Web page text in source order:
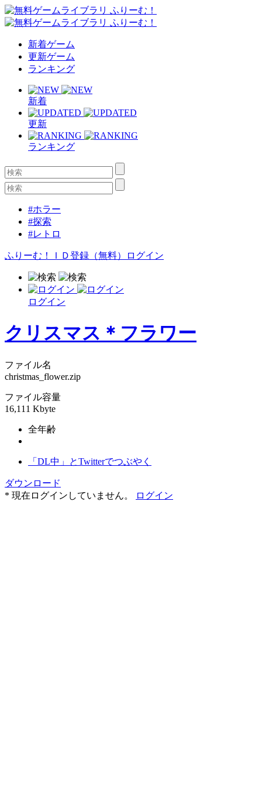
新着ゲーム
更新ゲーム
ランキング
新着
更新
ランキング
#ホラー
#探索
#レトロ
ふりーむ！ＩＤ登録（無料） ログイン
ログイン
クリスマス＊フラワー
ファイル名
christmas_flower.zip
ファイル容量
16,111 Kbyte
全年齢
「DL中」とTwitterでつぶやく
ダウンロード
* 現在ログインしていません。
ログイン